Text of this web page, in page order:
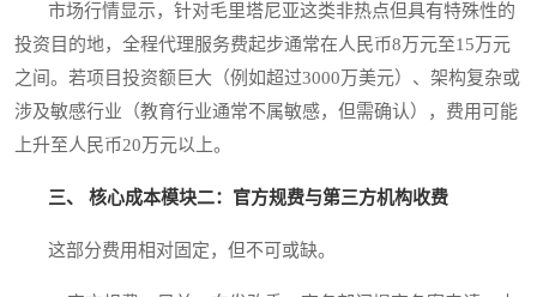
市场行情显示，针对毛里塔尼亚这类非热点但具有特殊性的
投资目的地，全程代理服务费起步通常在人民币8万元至15万元
之间。若项目投资额巨大（例如超过3000万美元）、架构复杂或
涉及敏感行业（教育行业通常不属敏感，但需确认），费用可能
上升至人民币20万元以上。
三、 核心成本模块二：官方规费与第三方机构收费
这部分费用相对固定，但不可或缺。